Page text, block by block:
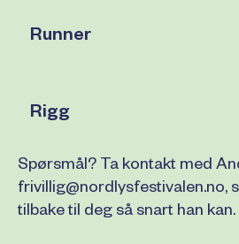
Runner
Rigg
Spørsmål? Ta kontakt med
frivillig@nordlysfestivalen.no,
tilbake til deg så snart han kan.